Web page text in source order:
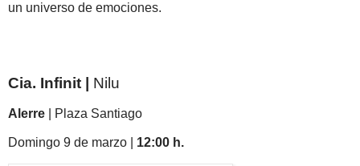
un universo de emociones.
Cia. Infinit | Nilu
Alerre | Plaza Santiago
Domingo 9 de marzo | 12:00 h.